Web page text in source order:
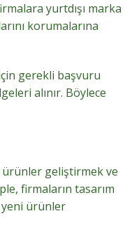
yurtdışı marka
korumalarına
gerekli başvuru
alınır. Böylece
ürünler geliştirmek ve
firmaların tasarım
yeni ürünler